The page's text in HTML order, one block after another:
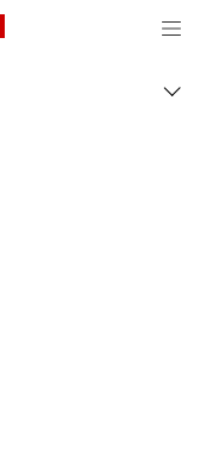
Canon Logo, back to